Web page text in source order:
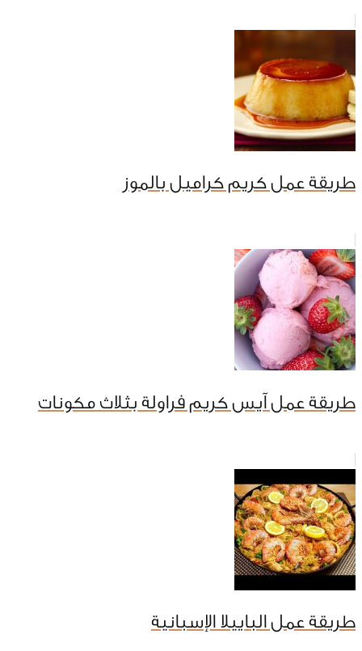
طريقة عمل كريم كراميل بالموز
طريقة عمل آيس كريم فراولة بثلاث مكونات
طريقة عمل الباييلا الإسبانية